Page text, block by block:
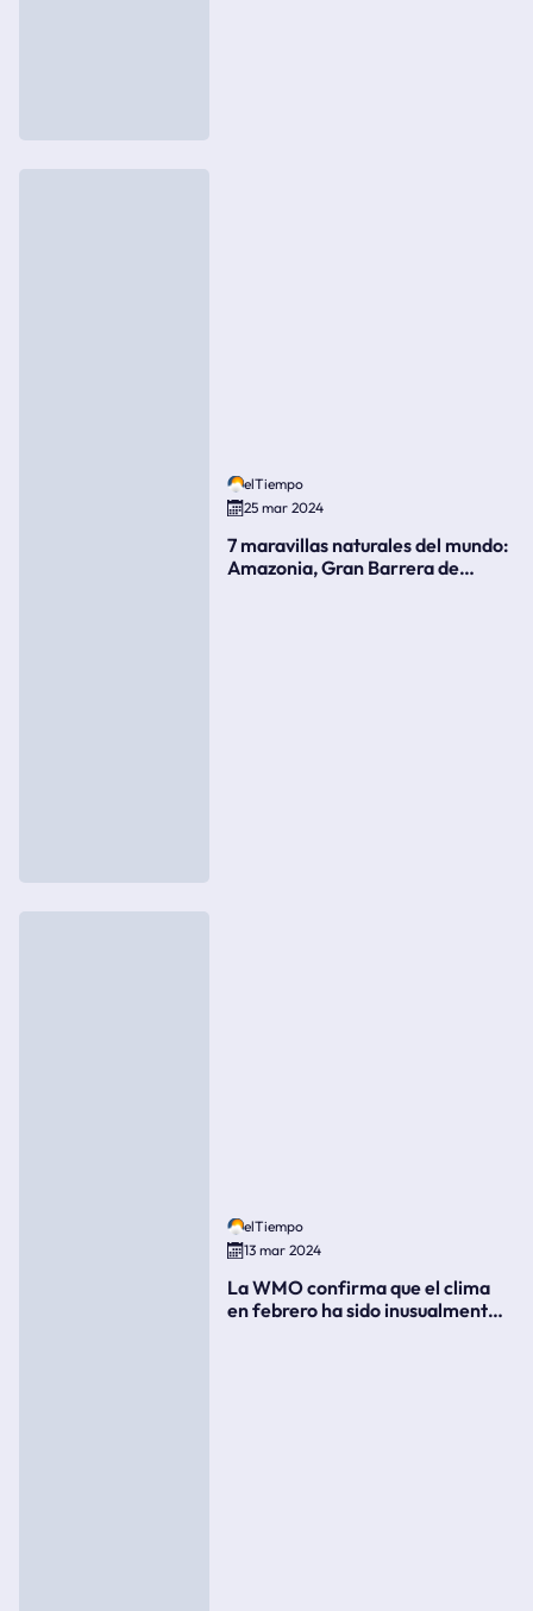
elTiempo
25 mar 2024
7 maravillas naturales del mundo:
Amazonia, Gran Barrera de
elTiempo
13 mar 2024
La WMO confirma que el clima
en febrero ha sido inusualmente